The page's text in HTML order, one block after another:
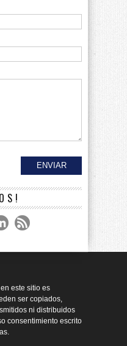
este sitio es
ser copiados,
ni distribuidos
consentimiento escrito